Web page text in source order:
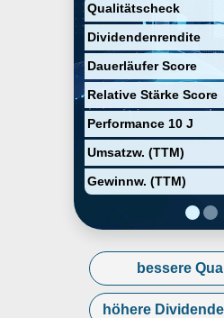
Qualitätscheck
Dividendenrendite
Dauerläufer Score
Relative Stärke Score
Performance 10 J
Umsatzw. (TTM)
Gewinnw. (TTM)
bessere
höhere